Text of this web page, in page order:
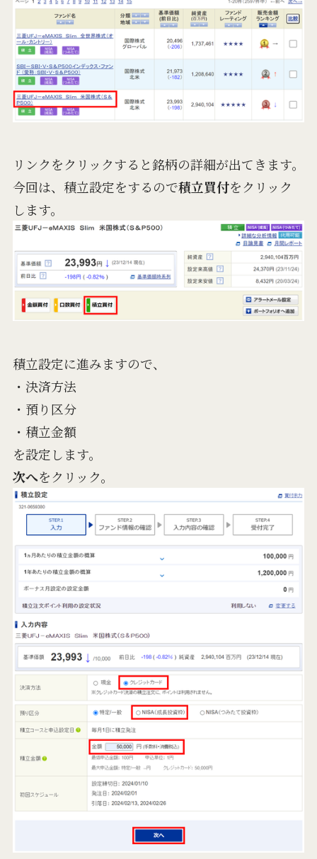
リンクをクリックすると銘柄の詳細が出てきます。
今回は、積立設定をするので積立買付をクリック
します。
積立設定に進みますので、
・決済方法
・預り区分
・積立金額
を設定します。
次へをクリック。